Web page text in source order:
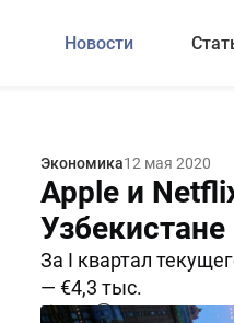
Новости
Экономика12 мая 2020
Apple и
Узбекистане
За I квартал
— €4,3 тыс.
5888 0